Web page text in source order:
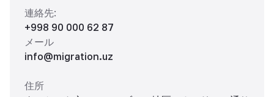
連絡先:
+998 90 000 62 87
メール
info@migration.uz
住所